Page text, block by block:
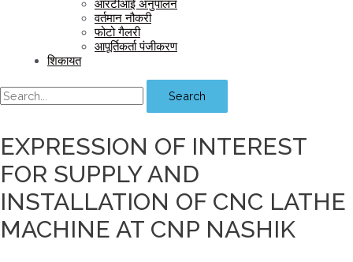
आरटीआई अनुपालन
वर्तमान नौकरी
फोटो गैलरी
आपूर्तिकर्ता पंजीकरण
शिकायत
Search
EXPRESSION OF INTEREST
FOR SUPPLY AND
INSTALLATION OF CNC LATHE
MACHINE AT CNP NASHIK